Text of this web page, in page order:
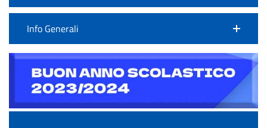
Info Generali